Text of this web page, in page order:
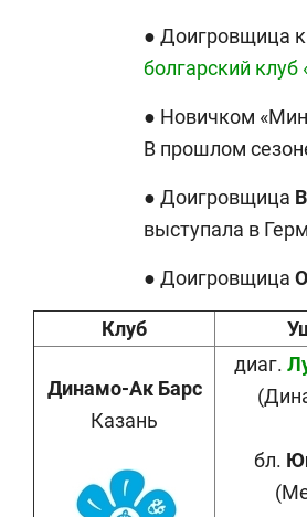
● Доигровщица
болгарский клуб
● Новичком
В прошлом
● Доигровщица
выступала в
● Доигровщица
Клуб
Динамо-Ак Барс
Казань
диаг.
бл.